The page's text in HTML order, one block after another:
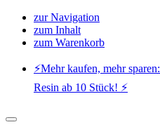
zur Navigation
zum Inhalt
zum Warenkorb
⚡️Mehr kaufen, mehr
Resin ab 10 Stück! ⚡️